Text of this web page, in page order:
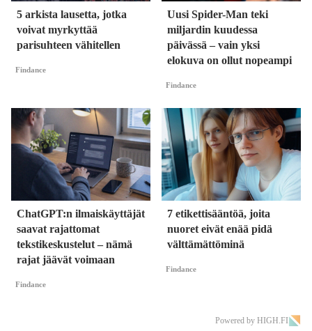
5 arkista lausetta, jotka
voivat myrkyttää
parisuhteen vähitellen
Findance
Uusi Spider-Man teki
miljardin kuudessa
päivässä – vain yksi
elokuva on ollut nopeampi
Findance
ChatGPT:n ilmaiskäyttäjät
saavat rajattomat
tekstikeskustelut – nämä
rajat jäävät voimaan
Findance
7 etikettisääntöä, joita
nuoret eivät enää pidä
välttämättöminä
Findance
Powered by HIGH.FI